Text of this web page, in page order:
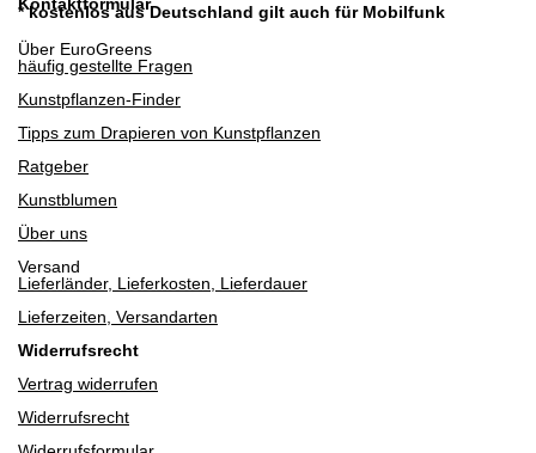
* kostenlos aus Deutschland gilt auch für Mobilfunk
Über EuroGreens
häufig gestellte Fragen
Kunstpflanzen-Finder
Tipps zum Drapieren von Kunstpflanzen
Ratgeber
Kunstblumen
Über uns
Versand
Lieferländer, Lieferkosten, Lieferdauer
Lieferzeiten, Versandarten
Widerrufsrecht
Vertrag widerrufen
Widerrufsrecht